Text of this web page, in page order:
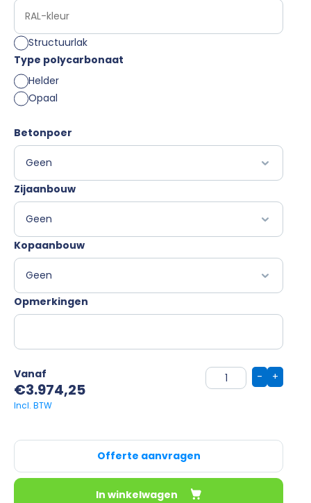
Structuurlak
Type polycarbonaat
Helder
Opaal
Betonpoer
Zijaanbouw
Kopaanbouw
Opmerkingen
Vanaf
€3.974,25
+
-
Offerte aanvragen
In winkelwagen